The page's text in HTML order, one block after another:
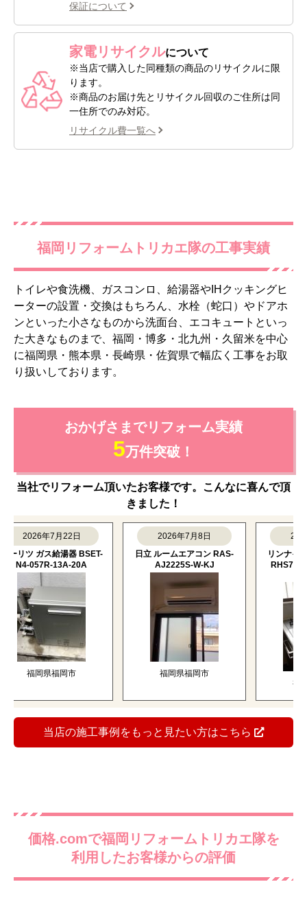
保証について
家電リサイクルについて
※当店で購入した同種類の商品のリサイクルに限
ります。
※商品のお届け先とリサイクル回収のご住所は同
一住所でのみ対応。
リサイクル費一覧へ
福岡リフォームトリカエ隊の工事実績
トイレや食洗機、ガスコンロ、給湯器やIHクッキングヒ
ーターの設置・交換はもちろん、水栓（蛇口）やドアホ
ンといった小さなものから洗面台、エコキュートといっ
た大きなものまで、福岡・博多・北九州・久留米を中心
に福岡県・熊本県・長崎県・佐賀県で幅広く工事をお取
り扱いしております。
おかげさまでリフォーム実績
5万件突破！
当社でリフォーム頂いたお客様です。こんなに喜んで頂
きました！
2026年7月22日
ツ ガス給湯器 BSET-
057R-13A-20A
福岡県福岡市
2026年7月8日
日立 ルームエアコン RAS-
AJ2225S-W-KJ
福岡県福岡市
2026年
リンナイ ビル
福岡県
当店の施工事例をもっと見たい方はこちら
価格.comで福岡リフォームトリカエ隊を
利用したお客様からの評価